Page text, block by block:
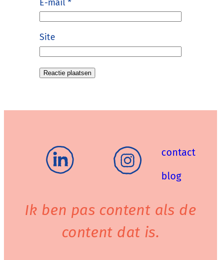
E-mail *
Site
contact
blog
Ik ben pas content als de
content dat is.